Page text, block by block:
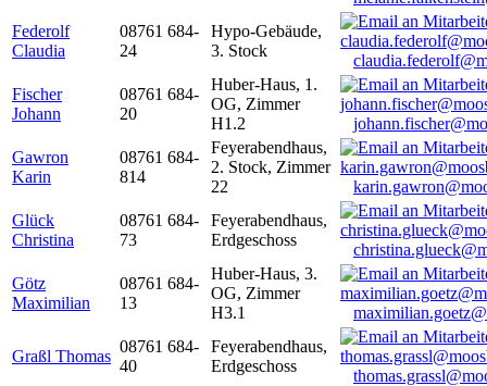
Federolf
Claudia
08761 684-
24
Hypo-Gebäude,
3. Stock
Fischer
Johann
08761 684-
20
Huber-Haus, 1.
OG, Zimmer
H1.2
Gawron
Karin
08761 684-
814
Feyerabendhaus,
2. Stock, Zimmer
22
Glück
Christina
08761 684-
73
Feyerabendhaus,
Erdgeschoss
Götz
Maximilian
08761 684-
13
Huber-Haus, 3.
OG, Zimmer
H3.1
Graßl Thomas
08761 684-
40
Feyerabendhaus,
Erdgeschoss